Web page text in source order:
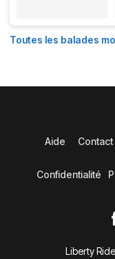
Toutes les balades
Aide Contact
Confidentialité
Liberty